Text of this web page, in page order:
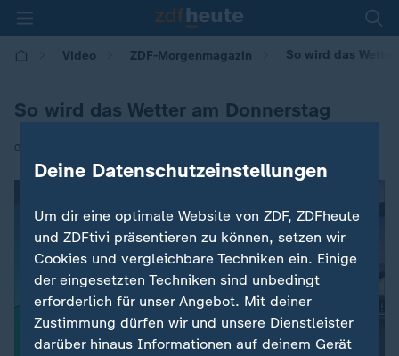
Video ZDF-Morgenmagazin So wird das
So wird das Wetter am Donnerstag
05.02.2026 | 05:30
Deine Datenschutzeinstellungen
Um dir eine optimale Website von ZDF, ZDFheute
und ZDFtivi präsentieren zu können, setzen wir
Cookies und vergleichbare Techniken ein. Einige
der eingesetzten Techniken sind unbedingt
erforderlich für unser Angebot. Mit deiner
Zustimmung dürfen wir und unsere Dienstleister
darüber hinaus Informationen auf deinem Gerät